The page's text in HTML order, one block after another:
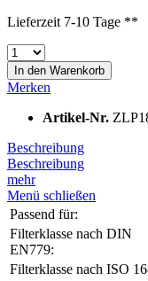
Lieferzeit 7-10 Tage **
In den Warenkorb
Merken
Artikel-Nr.
Beschreibung
Beschreibung
mehr
Menü schließen
Passend für:
Filterklasse nach DIN
EN779:
Filterklasse nach ISO